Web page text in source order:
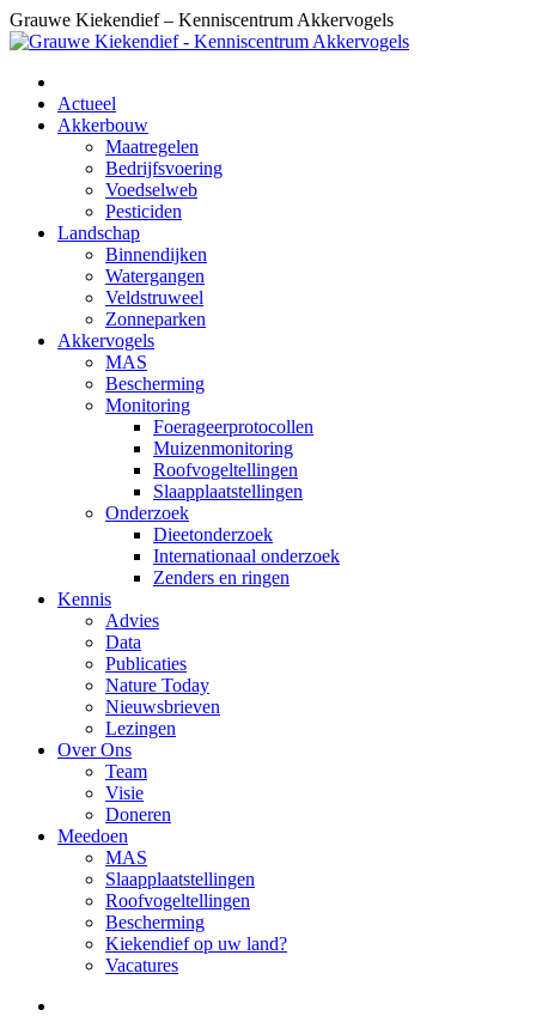
Skip
to
Grauwe Kiekendief – Kenniscentrum Akkervogels
Actueel
Akkerbouw
Maatregelen
Bedrijfsvoering
Voedselweb
Pesticiden
Landschap
Binnendijken
Watergangen
Veldstruweel
Zonneparken
Akkervogels
MAS
Bescherming
Monitoring
Foerageerprotocollen
Muizenmonitoring
Roofvogeltellingen
Slaapplaatstellingen
Onderzoek
Dieetonderzoek
Internationaal onderzoek
Zenders en ringen
Kennis
Advies
Data
Publicaties
Nature Today
Nieuwsbrieven
Lezingen
Over Ons
Team
Visie
Doneren
Meedoen
MAS
Slaapplaatstellingen
Roofvogeltellingen
Bescherming
Kiekendief op uw land?
Vacatures